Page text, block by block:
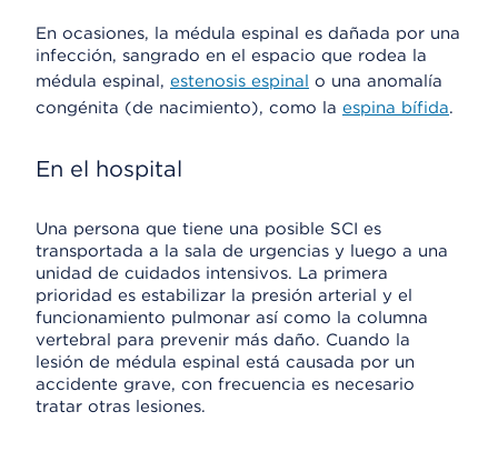
En ocasiones, la médula espinal es dañada por una
infección, sangrado en el espacio que rodea la
médula espinal, estenosis espinal o una anomalía
congénita (de nacimiento), como la espina bífida.
En el hospital
Una persona que tiene una posible SCI es
transportada a la sala de urgencias y luego a una
unidad de cuidados intensivos. La primera
prioridad es estabilizar la presión arterial y el
funcionamiento pulmonar así como la columna
vertebral para prevenir más daño. Cuando la
lesión de médula espinal está causada por un
accidente grave, con frecuencia es necesario
tratar otras lesiones.